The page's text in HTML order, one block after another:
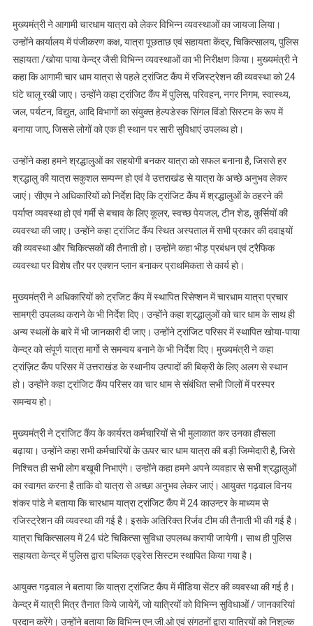
मुख्यमंत्री ने आगामी चारधाम यात्रा को लेकर विभिन्न व्यवस्थाओं का जायजा लिया।
उन्होंने कार्यालय में पंजीकरण कक्ष, यात्रा पूछताछ एवं सहायता केंद्र, चिकित्सालय, पुलिस
सहायता /खोया पाया केन्द्र जैसी विभिन्न व्यवस्थाओं का भी निरीक्षण किया। मुख्यमंत्री ने
कहा कि आगामी चार धाम यात्रा से पहले ट्रांजिट कैंप में रजिस्ट्रेशन की व्यवस्था को 24
घंटे चालू रखी जाए। उन्होंने कहा ट्रांजिट कैंप में पुलिस, परिवहन, नगर निगम, स्वास्थ्य,
जल, पर्यटन, विद्युत, आदि विभागों का संयुक्त हेल्पडेस्क सिंगल विंडो सिस्टम के रूप में
बनाया जाए, जिससे लोगों को एक ही स्थान पर सारी सुविधाएं उपलब्ध हो।
उन्होंने कहा हमने श्रद्धालुओं का सहयोगी बनकर यात्रा को सफल बनाना है, जिससे हर
श्रद्धालु की यात्रा सकुशल सम्पन्न हो एवं वे उत्तराखंड से यात्रा के अच्छे अनुभव लेकर
जाएं। सीएम ने अधिकारियों को निर्देश दिए कि ट्रांजिट कैंप में श्रद्धालुओं के ठहरने की
पर्याप्त व्यवस्था हो एवं गर्मी से बचाव के लिए कूलर, स्वच्छ पेयजल, टीन शेड, कुर्सियों की
व्यवस्था की जाए। उन्होंने कहा ट्रांजिट कैंप स्थित अस्पताल में सभी प्रकार की दवाइयों
की व्यवस्था और चिकित्सकों की तैनाती हो। उन्होंने कहा भीड़ प्रबंधन एवं ट्रैफिक
व्यवस्था पर विशेष तौर पर एक्शन प्लान बनाकर प्राथमिकता से कार्य हो।
मुख्यमंत्री ने अधिकारियों को ट्रजिट कैंप में स्थापित रिसेप्शन में चारधाम यात्रा प्रचार
सामग्री उपलब्ध कराने के भी निर्देश दिए। उन्होंने कहा श्रद्धालुओं को चार धाम के साथ ही
अन्य स्थलों के बारे में भी जानकारी दी जाए। उन्होंने ट्रांजिट परिसर में स्थापित खोया-पाया
केन्द्र को संपूर्ण यात्रा मार्गो से समन्वय बनाने के भी निर्देश दिए। मुख्यमंत्री ने कहा
ट्रांज़िट कैंप परिसर में उत्तराखंड के स्थानीय उत्पादों की बिक्री के लिए अलग से स्थान
हो। उन्होंने कहा ट्रांजिट कैंप परिसर का चार धाम से संबंधित सभी जिलों में परस्पर
समन्वय हो।
मुख्यमंत्री ने ट्रांजिट कैंप के कार्यरत कर्मचारियों से भी मुलाकात कर उनका हौसला
बढ़ाया। उन्होंने कहा सभी कर्मचारियों के ऊपर चार धाम यात्रा की बड़ी जिम्मेदारी है, जिसे
निश्चित ही सभी लोग बखूबी निभाएंगे। उन्होंने कहा हमने अपने व्यवहार से सभी श्रद्धालुओं
का स्वागत करना है ताकि वो यात्रा से अच्छा अनुभव लेकर जाएं। आयुक्त गढ़वाल विनय
शंकर पांडे ने बताया कि चारधाम यात्रा ट्रांजिट कैंप में 24 काउन्टर के माध्यम से
रजिस्ट्रेशन की व्यवस्था की गई है। इसके अतिरिक्त रिर्जव टीम की तैनाती भी की गई है।
यात्रा चिकित्सालय में 24 घंटे चिकित्सा सुविधा उपलब्ध करायी जायेगी। साथ ही पुलिस
सहायता केन्द्र में पुलिस द्वारा पब्लिक एड्रेस सिस्टम स्थापित किया गया है।
आयुक्त गढ़वाल ने बताया कि यात्रा ट्रांजिट कैंप में मीडिया सेंटर की व्यवस्था की गई है।
केन्द्र में यात्री मित्र तैनात किये जायेगें, जो यात्रियों को विभिन्न सुविधाओं / जानकारियां
प्रदान करेंगे। उन्होंने बताया कि विभिन्न एन.जी.ओ एवं संगठनों द्वारा यात्रियों को निशुल्क